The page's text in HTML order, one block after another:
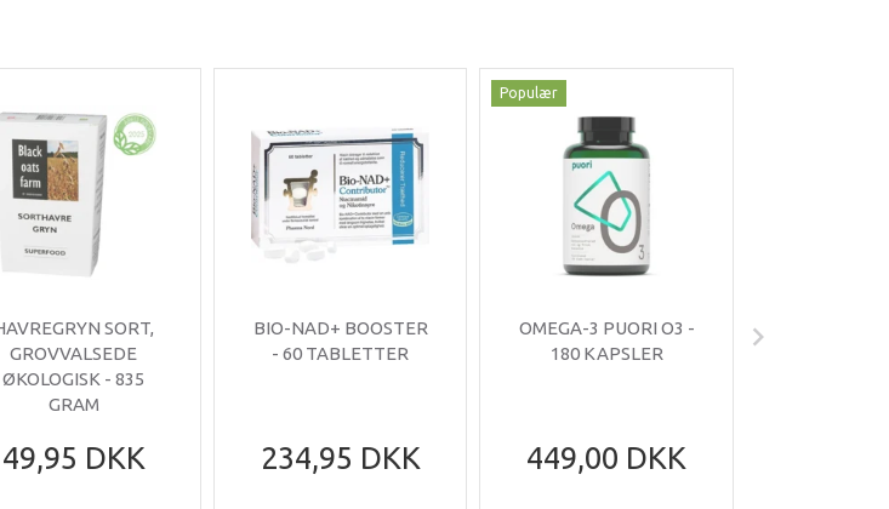
SORT,
GROVVALSEDE
ØKOLOGISK - 835
GRAM
49,95 DKK
BIO-NAD+ BOOSTER
- 60 TABLETTER
234,95 DKK
Populær
OMEGA-3 PUORI O3 -
180 KAPSLER
449,00 DKK